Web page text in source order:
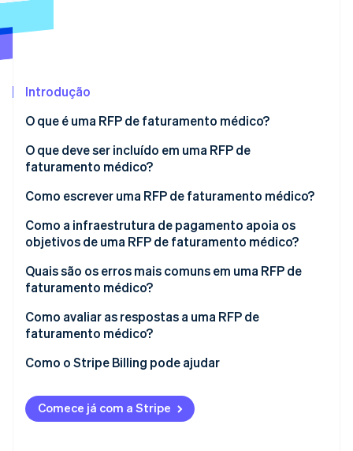
Radar
Incorporação de startups
Remoção de carbono
Identity
Verificação de identidade
Veja como a Stripe está construindo a infraestrutura
Assista agora
Introdução
O que é uma RFP de faturamento médico?
O que deve ser incluído em uma RFP de
faturamento médico?
Contexto organizacional e estado atual
Escopo do trabalho
Requisitos técnicos e de integração
Segurança e conformidade
Estrutura de preços
Critérios de avaliação e cronogramas
Como escrever uma RFP de faturamento médico?
Separe os requisitos de serviço e tecnologia
Especifique as integrações
Defina metas de desempenho aceitáveis antes de
Defina um cronograma realista
Como a infraestrutura de pagamento apoia os
objetivos de uma RFP de faturamento médico?
Quais são os erros mais comuns em uma RFP de
faturamento médico?
Como avaliar as respostas a uma RFP de
faturamento médico?
Como o Stripe Billing pode ajudar
Comece já com a Stripe